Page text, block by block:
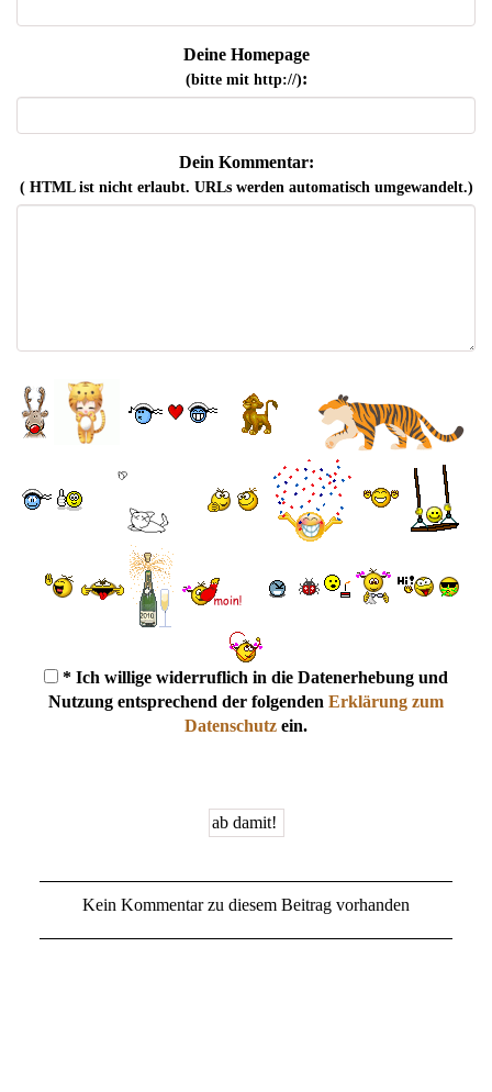
Deine Homepage
(bitte mit http://):
Dein Kommentar:
( HTML ist nichterlaubt. URLs werden automatisch umgewandelt.)
* Ich willige widerruflich in die Datenerhebung und
Nutzung entsprechend der folgenden Erklärung zum
Datenschutz ein.
Kein Kommentar zu diesem Beitrag vorhanden